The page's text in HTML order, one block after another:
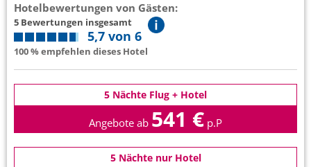
Hotelbewertungen von Gästen:
5 Bewertungen insgesamt
5,7 von 6
100 % empfehlen dieses Hotel
5 Nächte Flug + Hotel
Angebote ab 541 € p.P
5 Nächte nur Hotel